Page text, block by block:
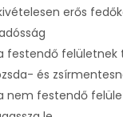
erős
festendő felületnek
és
nem festendő